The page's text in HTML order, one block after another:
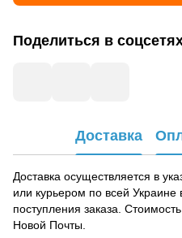
Поделиться в
Доставка
Доставка осуществляется в
или курьером по всей Украине
поступления заказа.
Новой Почты.